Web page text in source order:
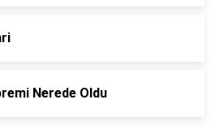
Nerede Oldu